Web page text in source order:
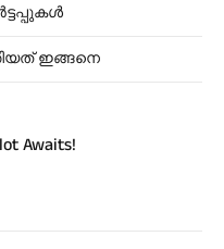
ഇങ്ങനെ
Awaits!